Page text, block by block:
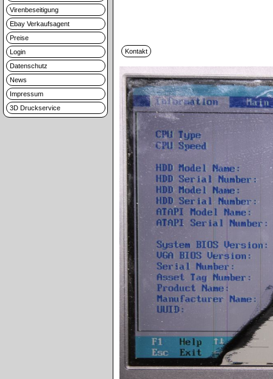
Virenbeseitigung
Ebay Verkaufsagent
Preise
Login
Datenschutz
News
Impressum
3D Druckservice